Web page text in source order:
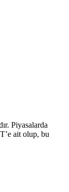
Piyasalarda
ait olup, bu